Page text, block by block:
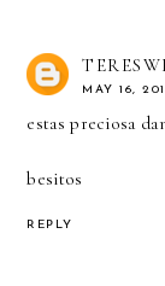
MAY 16,
estas preciosa
besitos
REPLY